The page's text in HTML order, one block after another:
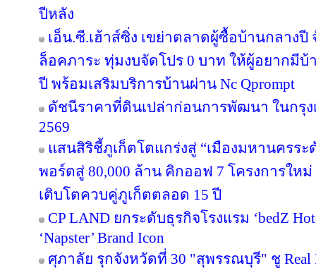
ปีหลัง
เอ็น.ซี.เฮ้าส์ซิ่ง เขย่าตลาดผู้ซื้อบ้านกลาง
ล็อคภาระ ทุ่มงบจัดโปร 0 บาท ให้ผู้อยากมีบ้
ปี พร้อมเสริมบริการบ้านผ่าน Nc Qprompt
ดัชนีราคาที่ดินเปล่าก่อนการพัฒนา ในกรุ
2569
แสนสิริชี้ภูเก็ตโตแกร่งสู่ “เมืองมหานครร
พอร์ตสู่ 80,000 ล้าน คิกออฟ 7 โครงการให
เติบโตควบคู่ภูเก็ตตลอด 15 ปี
CP LAND ยกระดับธุรกิจโรงแรม ‘bedZ
‘Napster’ Brand Icon
ศุภาลัย รุกจังหวัดที่ 30 "สุพรรณบุรี" ชู Real